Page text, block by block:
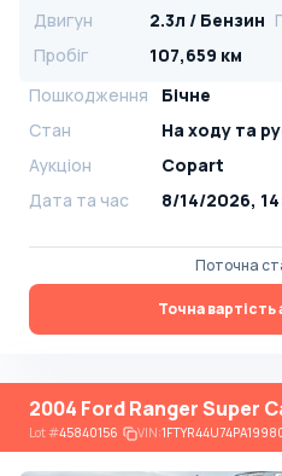
Двигун 2.3л / Бензин
Пробіг
107,659 км
Пошкодження
Бічне
Стан
На ​​ходу та
Аукціон
Copart
Дата та час
8/14/2026,
Поточна
Точна вартість
2004 Ford Ranger Super
Lot#45840156 VIN: